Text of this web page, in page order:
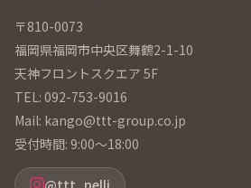
〒810-0073
福岡県福岡市中央区舞鶴2-1-10
天神フロントスクエア 5F
TEL: 092-753-9016
Mail: kango@ttt-group.co.jp
受付時間: 9:00～18:00
@ttt_pelli